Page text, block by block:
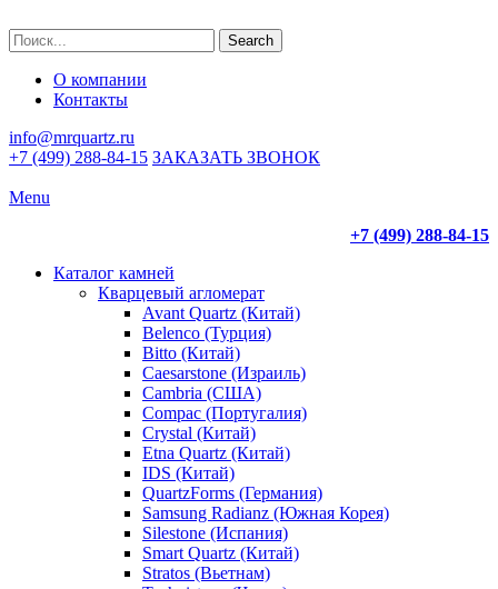
Search
О компании
Контакты
info@mrquartz.ru
+7 (499) 288-84-15 ЗАКАЗАТЬ ЗВОНОК
Menu
+7 (499) 288-84-15
Каталог камней
Кварцевый агломерат
Avant Quartz (Китай)
Belenco (Турция)
Bitto (Китай)
Caesarstone (Израиль)
Cambria (США)
Compac (Португалия)
Crystal (Китай)
Etna Quartz (Китай)
IDS (Китай)
QuartzForms (Германия)
Samsung Radianz (Южная Корея)
Silestone (Испания)
Smart Quartz (Китай)
Stratos (Вьетнам)